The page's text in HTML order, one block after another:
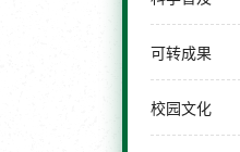
可转成果
校园文化